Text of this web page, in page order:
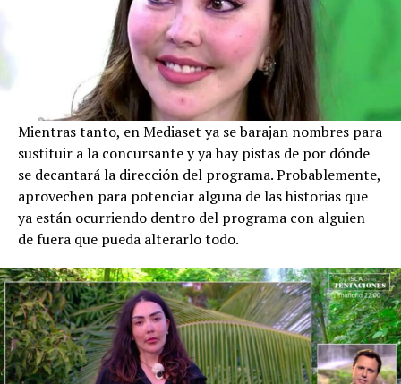
Mientras tanto, en Mediaset ya se barajan nombres para
sustituir a la concursante y ya hay pistas de por dónde
se decantará la dirección del programa. Probablemente,
aprovechen para potenciar alguna de las historias que
ya están ocurriendo dentro del programa con alguien
de fuera que pueda alterarlo todo.